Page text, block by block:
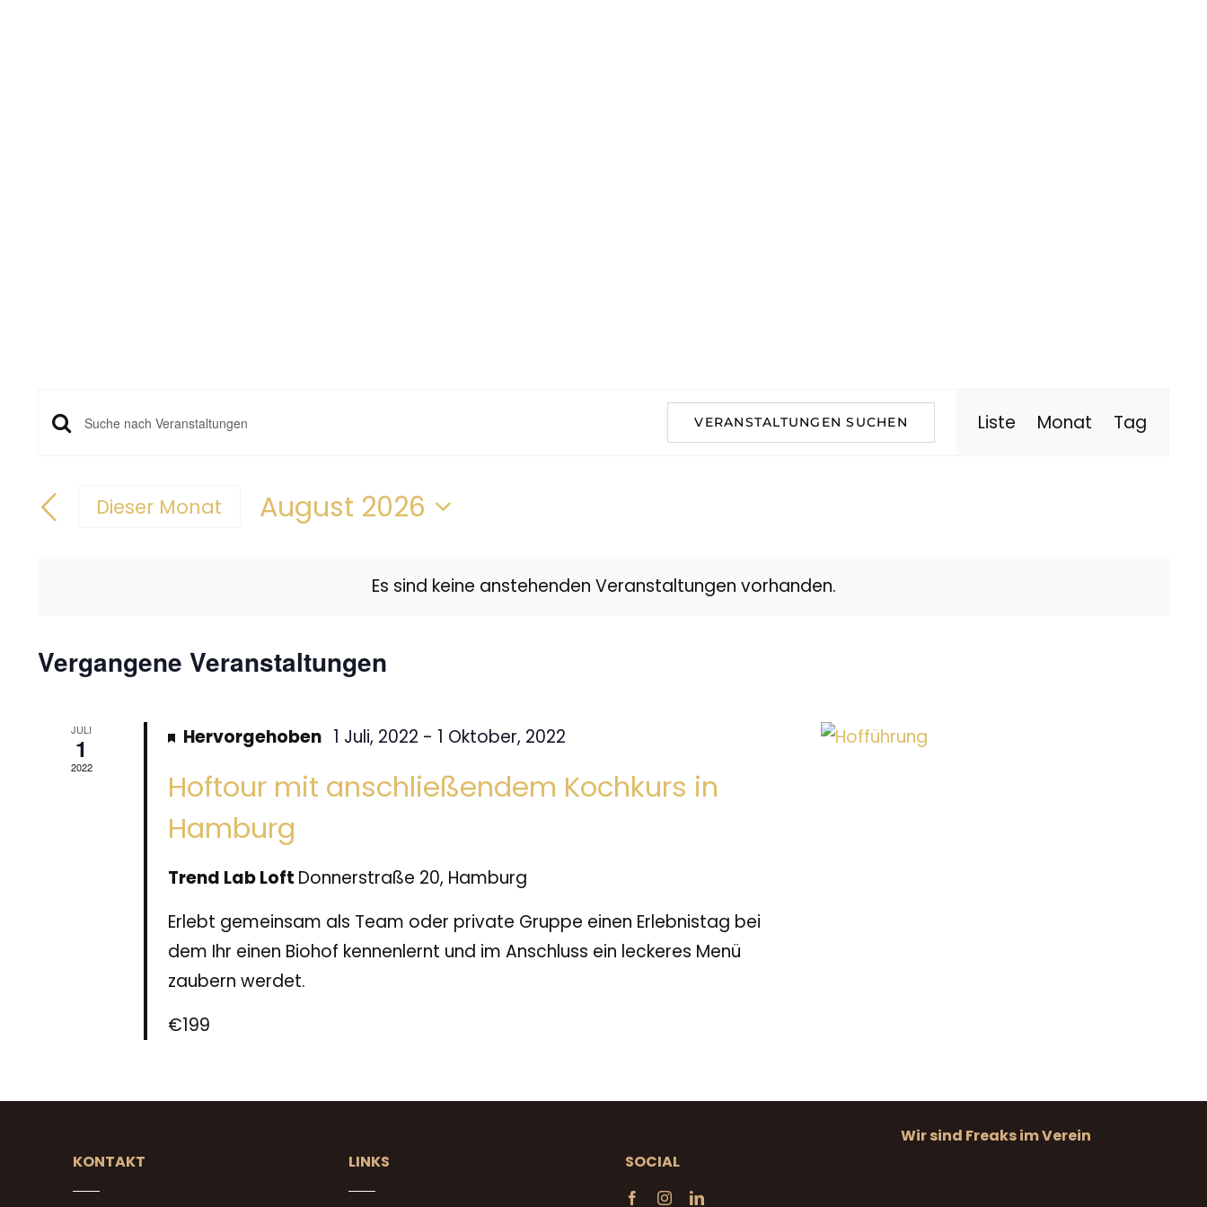
Es sind keine anstehenden Veranstaltungen vorhanden.
Veranstaltungen
Suche
und
Bitte
eingeben.
Suche
VERANSTALTUNGEN SUCHEN Liste Monat Tag
Dieser Monat
August 2026
Kalender
Veranstaltungen
Vergangene Veranstaltungen
JULI
1
2022
Hervorgehoben 1 Juli, 2022 - 1 Oktober, 2022
Hoftour mit anschließendem Kochkurs in
Hamburg
Trend Lab Loft Donnerstraße 20, Hamburg
Erlebt gemeinsam als Team oder private Gruppe einen Erlebnistag bei
dem Ihr einen Biohof kennenlernt und im Anschluss ein leckeres Menü
zaubern werdet.
€199
KONTAKT LINKS SOCIAL
Wir sind Freaks im Verein